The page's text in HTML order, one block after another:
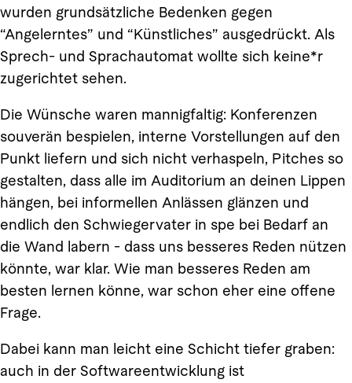
wurden grundsätzliche Bedenken gegen
“Angelerntes” und “Künstliches” ausgedrückt. Als
Sprech- und Sprachautomat wollte sich keine*r
zugerichtet sehen.
Die Wünsche waren mannigfaltig: Konferenzen
souverän bespielen, interne Vorstellungen auf den
Punkt liefern und sich nicht verhaspeln, Pitches so
gestalten, dass alle im Auditorium an deinen Lippen
hängen, bei informellen Anlässen glänzen und
endlich den Schwiegervater in spe bei Bedarf an
die Wand labern - dass uns besseres Reden nützen
könnte, war klar. Wie man besseres Reden am
besten lernen könne, war schon eher eine offene
Frage.
Dabei kann man leicht eine Schicht tiefer graben:
auch in der Softwareentwicklung ist